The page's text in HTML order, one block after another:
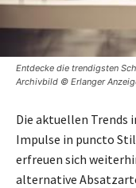
Entdecke die trendigsten
Archivbild © Erlanger
Die aktuellen Trends
Impulse in puncto
erfreuen sich
alternative